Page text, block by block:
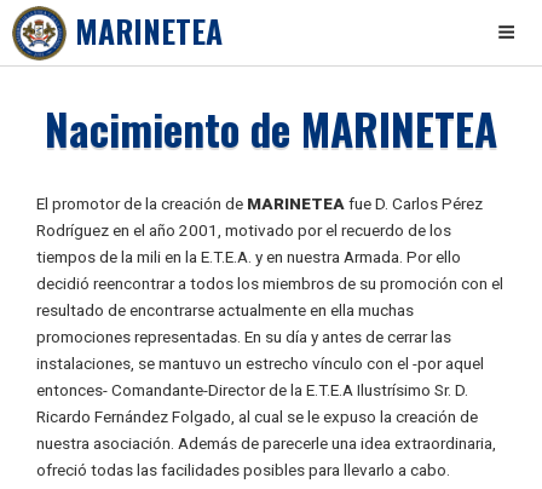
content
MARINETEA
Nacimiento de MARINETEA
El promotor de la creación de MARINETEAfue D. Carlos Pérez
Rodríguez en el año 2001, motivado por el recuerdo de los
tiempos de la mili en la E.T.E.A. y en nuestra Armada. Por ello
decidió reencontrar a todos los miembros de su promoción con el
resultado de encontrarse actualmente en ella muchas
promociones representadas. En su día y antes de cerrar las
instalaciones, se mantuvo un estrecho vínculo con el -por aquel
entonces- Comandante-Director de la E.T.E.A Ilustrísimo Sr. D.
Ricardo Fernández Folgado, al cual se le expuso la creación de
nuestra asociación. Además de parecerle una idea extraordinaria,
ofreció todas las facilidades posibles para llevarlo a cabo.